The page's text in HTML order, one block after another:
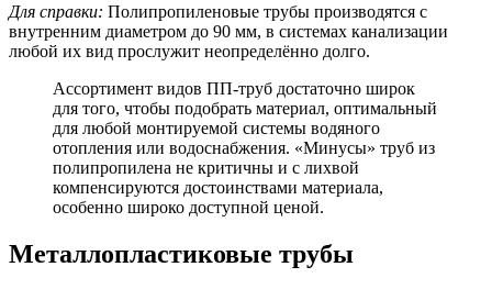
Для справки: Полипропиленовые трубы производятся с
внутренним диаметром до 90 мм, в системах канализации
любой их вид прослужит неопределённо долго.
Ассортимент видов ПП-труб достаточно широк
для того, чтобы подобрать материал, оптимальный
для любой монтируемой системы водяного
отопления или водоснабжения. «Минусы» труб из
полипропилена не критичны и с лихвой
компенсируются достоинствами материала,
особенно широко доступной ценой.
Металлопластиковые трубы